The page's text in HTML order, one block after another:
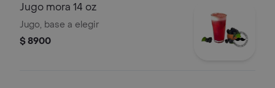
Jugo mora 14 oz
Jugo, base a elegir
$ 8900